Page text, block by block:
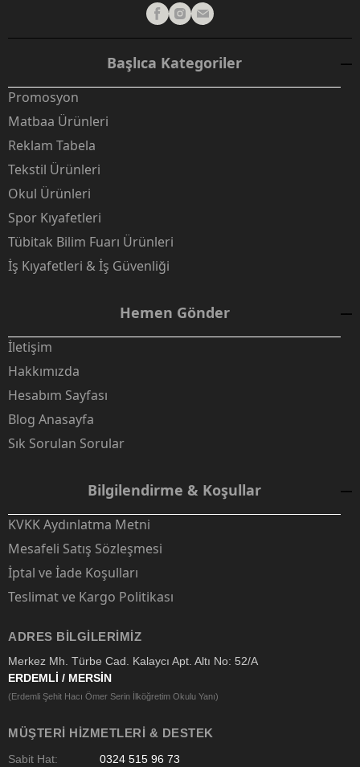
Başlıca Kategoriler
Promosyon
Matbaa Ürünleri
Reklam Tabela
Tekstil Ürünleri
Okul Ürünleri
Spor Kıyafetleri
Tübitak Bilim Fuarı Ürünleri
İş Kıyafetleri & İş Güvenliği
Hemen Gönder
İletişim
Hakkımızda
Hesabım Sayfası
Blog Anasayfa
Sık Sorulan Sorular
Bilgilendirme & Koşullar
KVKK Aydınlatma Metni
Mesafeli Satış Sözleşmesi
İptal ve İade Koşulları
Teslimat ve Kargo Politikası
ADRES BILGILERIMIZ
Merkez Mh. Türbe Cad. Kalaycı Apt. Altı No: 52/A
ERDEMLİ / MERSİN
(Erdemli Şehit Hacı Ömer Serin İlköğretim Okulu Yanı)
MÜŞTERI HIZMETLERI & DESTEK
Sabit Hat: 0324 515 96 73